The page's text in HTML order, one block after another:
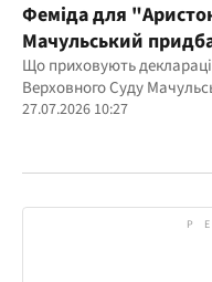
Феміда для
Мачульський
вердикту на
Що приховують
Верховного Суду
27.07.2026 10:27